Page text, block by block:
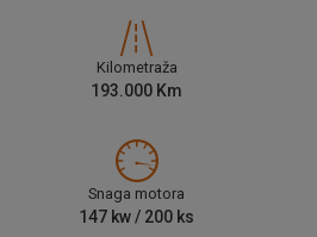
Kilometraža
193.000 Km
Snaga motora
147 kw / 200 ks